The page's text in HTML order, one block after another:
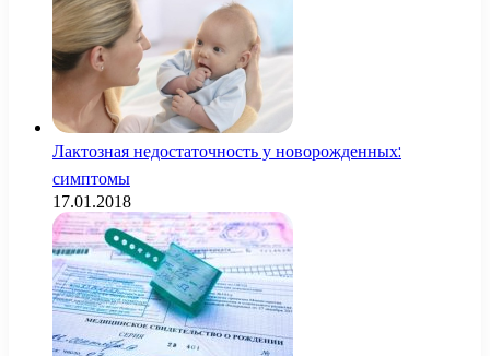
Лактозная недостаточность у новорожденных:
симптомы
17.01.2018